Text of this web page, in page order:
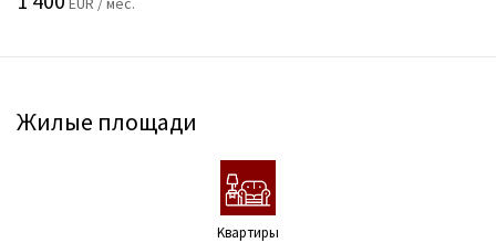
Жилые площади
Kвартиры